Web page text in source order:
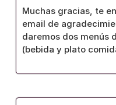
Muchas gracias, te
email de
daremos dos menús
(bebida y plato